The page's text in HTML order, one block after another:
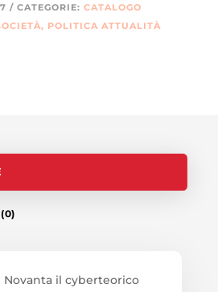
CATEGORIE: CATALOGO
POLITICA ATTUALITÀ
il cyberteorico